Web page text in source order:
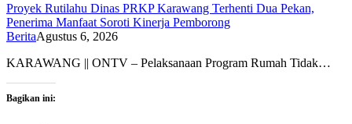
Proyek Rutilahu Dinas PRKP Karawang Terhenti Dua Pekan,
Penerima Manfaat Soroti Kinerja Pemborong
BeritaAgustus 6, 2026
KARAWANG || ONTV – Pelaksanaan Program Rumah Tidak…
Bagikan ini: